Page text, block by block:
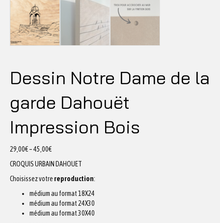
Dessin Notre Dame de la
garde Dahouët
Impression Bois
29,00€–45,00€
CROQUIS URBAIN DAHOUET
Choisissez votre reproduction:
médium au format 18X24
médium au format 24X30
médium au format 30X40